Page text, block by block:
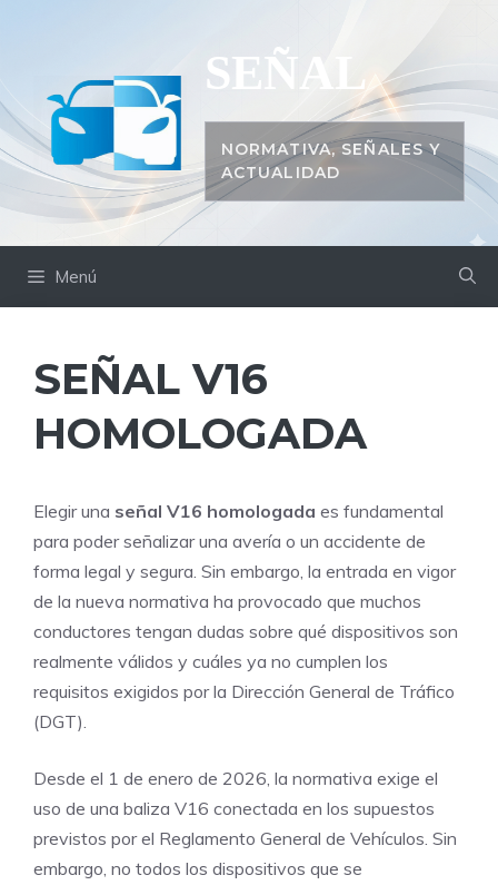
SEÑAL
NORMATIVA, SEÑALES Y
ACTUALIDAD
Menú
SEÑAL V16
HOMOLOGADA
Elegir una señal V16 homologada es fundamental
para poder señalizar una avería o un accidente de
forma legal y segura. Sin embargo, la entrada en vigor
de la nueva normativa ha provocado que muchos
conductores tengan dudas sobre qué dispositivos son
realmente válidos y cuáles ya no cumplen los
requisitos exigidos por la Dirección General de Tráfico
(DGT).
Desde el 1 de enero de 2026, la normativa exige el
uso de una baliza V16 conectada en los supuestos
previstos por el Reglamento General de Vehículos. Sin
embargo, no todos los dispositivos que se